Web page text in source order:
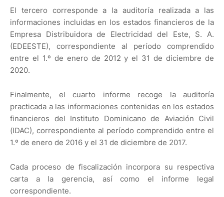
El tercero corresponde a la auditoría realizada a las
informaciones incluidas en los estados financieros de la
Empresa Distribuidora de Electricidad del Este, S. A.
(EDEESTE), correspondiente al período comprendido
entre el 1.º de enero de 2012 y el 31 de diciembre de
2020.
Finalmente, el cuarto informe recoge la auditoría
practicada a las informaciones contenidas en los estados
financieros del Instituto Dominicano de Aviación Civil
(IDAC), correspondiente al período comprendido entre el
1.º de enero de 2016 y el 31 de diciembre de 2017.
Cada proceso de fiscalización incorpora su respectiva
carta a la gerencia, así como el informe legal
correspondiente.